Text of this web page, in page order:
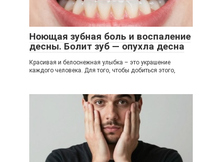
Ноющая зубная боль и воспаление
десны. Болит зуб — опухла десна
Красивая и белоснежная улыбка – это украшение
каждого человека. Для того, чтобы добиться этого,